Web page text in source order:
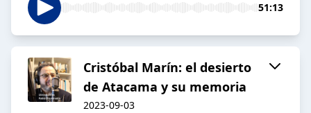
51:13
Cristóbal Marín: el desierto
de Atacama y su memoria
2023-09-03